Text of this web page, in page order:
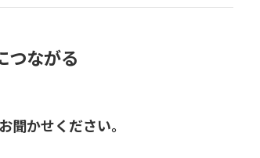
つながる
聞かせください。